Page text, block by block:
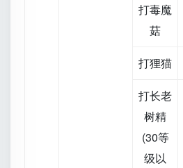
打毒魔
菇
打狸猫
打长老
树精
(30等
级以